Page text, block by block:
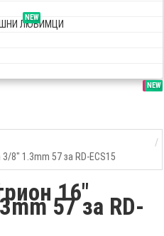
NEW
ЛЮБИМЦИ
SALE
NEW
8" 1.3mm 57 за RD-ECS15
16"
57 за RD-